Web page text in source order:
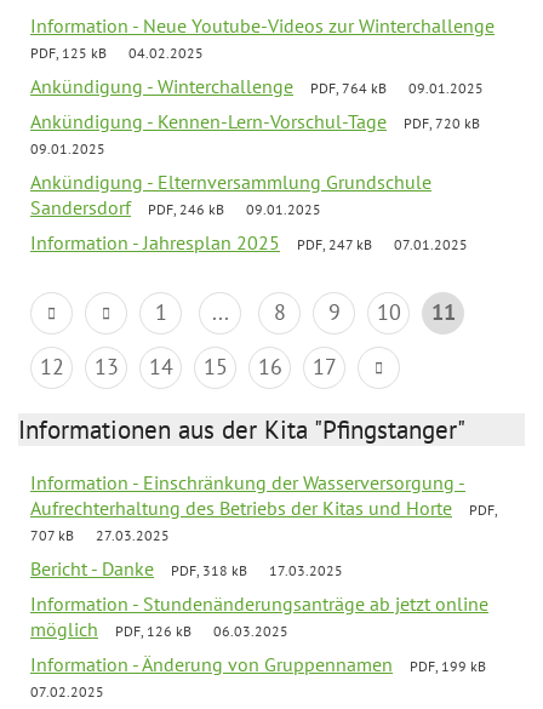
Information - Neue Youtube-Videos zur Winterchallenge
PDF, 125 kB 04.02.2025
Ankündigung - Winterchallenge PDF, 764 kB 09.01.2025
Ankündigung - Kennen-Lern-Vorschul-Tage
PDF, 720 kB
09.01.2025
Ankündigung - Elternversammlung Grundschule
Sandersdorf
PDF, 246 kB 09.01.2025
Information - Jahresplan 2025 PDF, 247 kB 07.01.2025
1 ... 8 9 10
11
12
13 14 15 16 17
Informationen aus der Kita "Pfingstanger"
Information - Einschränkung der Wasserversorgung -
Aufrechterhaltung des Betriebs der Kitas und Horte
PDF,
707 kB
27.03.2025
Bericht - Danke PDF, 318 kB 17.03.2025
Information - Stundenänderungsanträge ab jetzt online
möglich
PDF, 126 kB 06.03.2025
Information - Änderung von Gruppennamen
PDF, 199 kB
07.02.2025